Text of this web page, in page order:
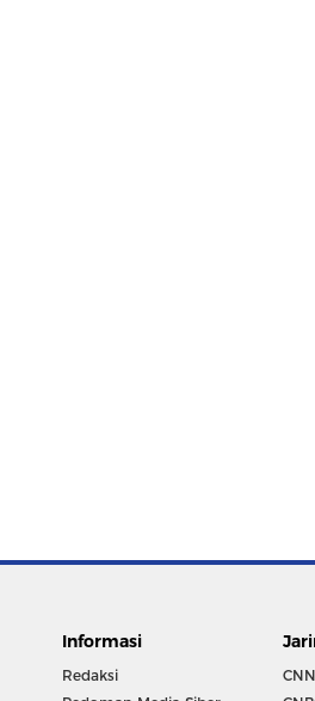
Informasi
Redaksi